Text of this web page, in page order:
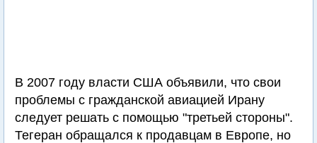
В 2007 году власти США объявили, что свои
проблемы с гражданской авиацией Ирану
следует решать с помощью "третьей стороны".
Тегеран обращался к продавцам в Европе, но